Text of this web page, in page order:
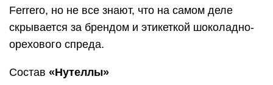
Ferrero, но не все знают, что на самом деле
скрывается за брендом и этикеткой шоколадно-
орехового спреда.
Состав «Нутеллы»